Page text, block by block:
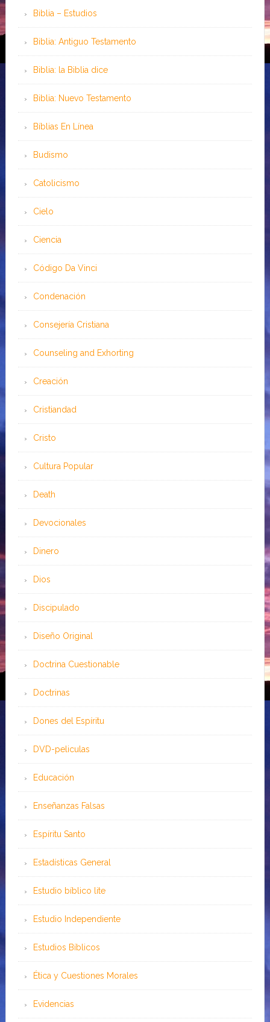
Biblia – Estudios
Biblia: Antiguo Testamento
Biblia: la Biblia dice
Biblia: Nuevo Testamento
Bíblias En Línea
Budismo
Catolicismo
Cielo
Ciencia
Código Da Vinci
Condenación
Consejería Cristiana
Counseling and Exhorting
Creación
Cristiandad
Cristo
Cultura Popular
Death
Devocionales
Dinero
Dios
Discipulado
Diseño Original
Doctrina Cuestionable
Doctrinas
Dones del Espíritu
DVD-peliculas
Educación
Enseñanzas Falsas
Espíritu Santo
Estadísticas General
Estudio bíblico lite
Estudio Independiente
Estudios Bíblicos
Ética y Cuestiones Morales
Evidencias